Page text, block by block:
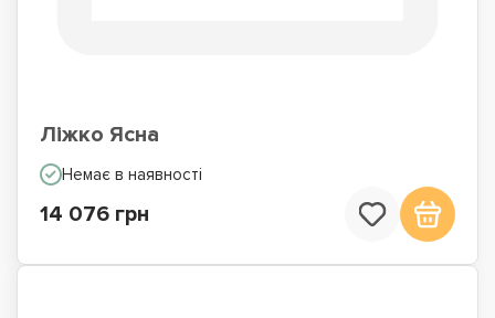
Ліжко Ясна
Немає в наявності
14 076 грн